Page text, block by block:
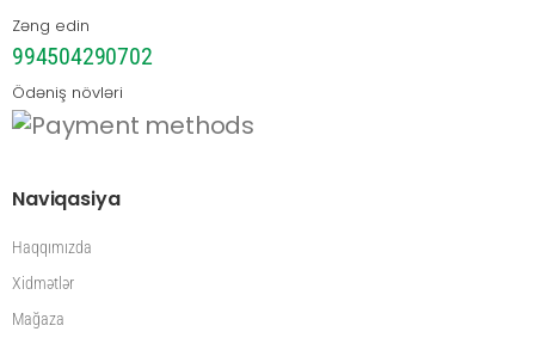
Zəng edin
994504290702
Ödəniş növləri
Naviqasiya
Haqqımızda
Xidmətlər
Mağaza